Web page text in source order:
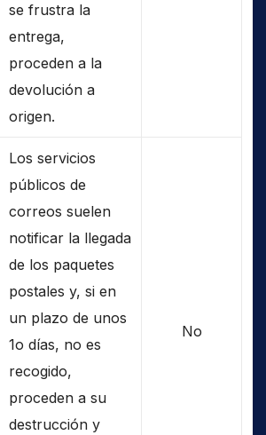
se frustra la
entrega,
proceden a la
devolución a
origen.
Los servicios
públicos de
correos suelen
notificar la llegada
de los paquetes
postales y, si en
un plazo de unos
1o días, no es
recogido,
proceden a su
destrucción y
No